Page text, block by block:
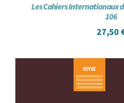
Les Cahiers Internationaux
106
27,50